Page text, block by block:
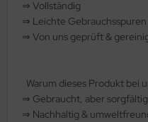
⇒ Vollständig
⇒ Leichte
⇒ Von uns geprüft &
Warum dieses Produkt bei
⇒ Gebraucht, aber
⇒ Nachhaltig &
/ Lernen